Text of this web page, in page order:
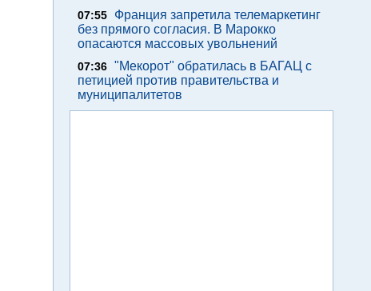
07:55
Франция запретила телемаркетинг
без прямого согласия. В Марокко
опасаются массовых увольнений
07:36 "Мекорот" обратилась в БАГАЦ с
петицией против правительства и
муниципалитетов